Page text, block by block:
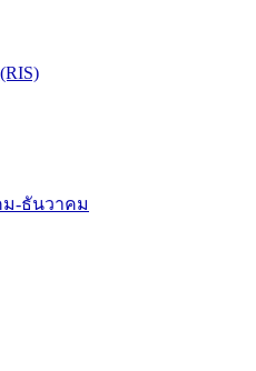
ม-ธันวาคม